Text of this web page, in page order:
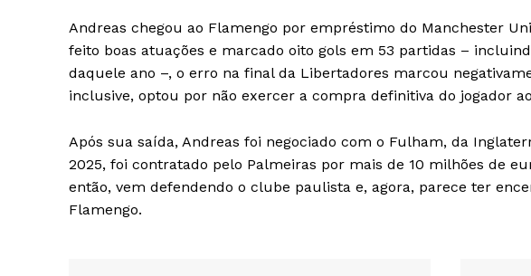
Andreas chegou ao Flamengo por empréstimo do Manchester
feito boas atuações e marcado oito gols em 53 partidas –
daquele ano –, o erro na final da Libertadores marcou
inclusive, optou por não exercer a compra definitiva do jogador
Após sua saída, Andreas foi negociado com o Fulham, da
2025, foi contratado pelo Palmeiras por mais de 10 milhões de
então, vem defendendo o clube paulista e, agora, parece ter
Flamengo.